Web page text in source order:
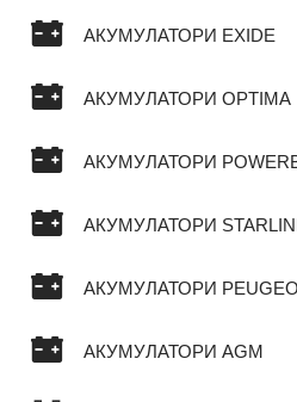
АКУМУЛАТОРИ EXIDE
АКУМУЛАТОРИ OPTIMA
АКУМУЛАТОРИ
АКУМУЛАТОРИ
АКУМУЛАТОРИ
АКУМУЛАТОРИ AGM